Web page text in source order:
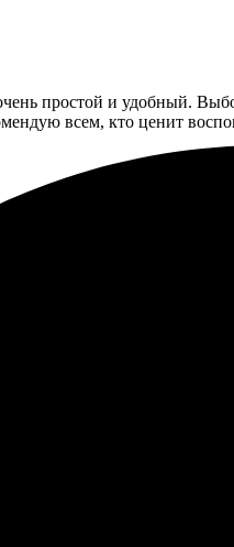
простой и удобный.
всем, кто ценит
фотокнигу – быстро,
цвета насыщенные,
вернусь за новыми